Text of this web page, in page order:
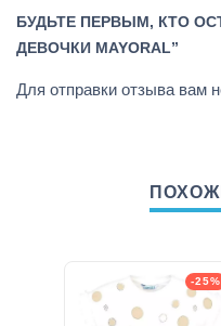
БУДЬТЕ ПЕРВЫМ, КТО
ДЕВОЧКИ MAYORAL”
Для отправки отзыва вам
-25%